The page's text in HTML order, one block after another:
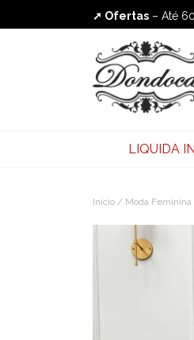
➚ Ofertas – Até
Envio Rápido
LIQUIDA
Início / Moda Feminina